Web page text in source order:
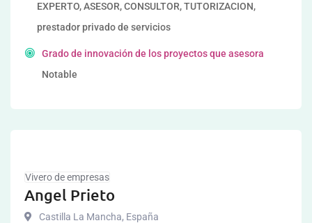
EXPERTO, ASESOR, CONSULTOR, TUTORIZACION,
prestador privado de servicios
Grado de innovación de los proyectos que asesora
Notable
Vivero de empresas
Angel Prieto
Castilla La Mancha, España